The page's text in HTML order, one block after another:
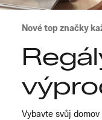
Nové top značky
Vybavte svůj